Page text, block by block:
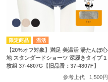
温活
【20%オフ対象】満足 美温活 湯たんぽ心
地 スタンダードショーツ 深履きタイプ 1
枚組 37-4807G【旧品番：37-4807F】
参考上代
1,500円